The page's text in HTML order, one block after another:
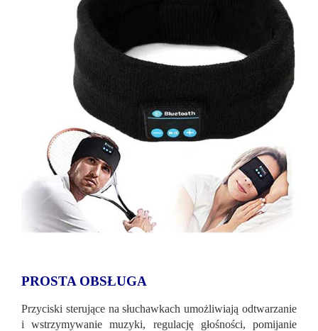
PROSTA OBSŁUGA
Przyciski sterujące na słuchawkach umożliwiają odtwarzanie
i wstrzymywanie muzyki, regulację głośności, pomijanie